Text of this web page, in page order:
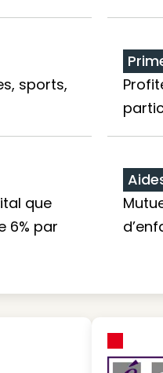
sports,
que
6% par